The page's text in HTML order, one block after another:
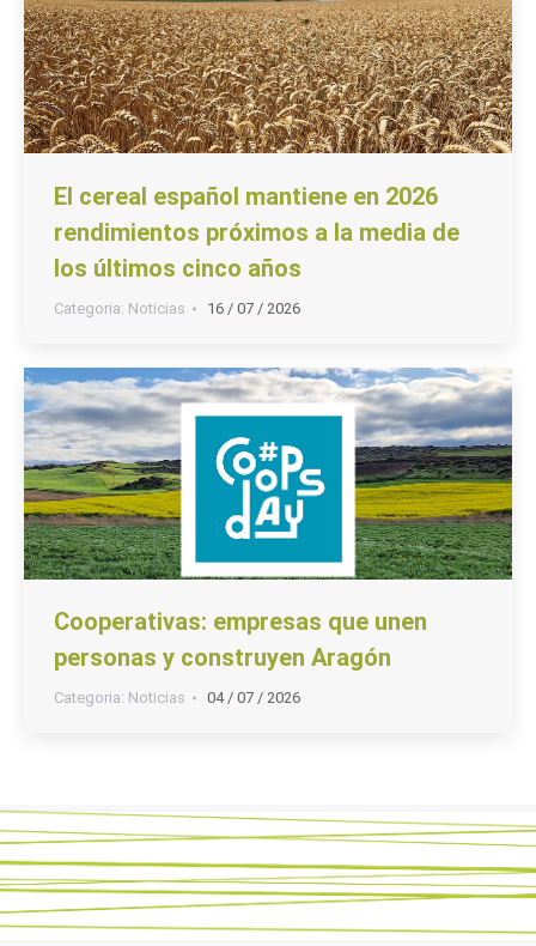
El cereal español mantiene en 2026
rendimientos próximos a la media de
los últimos cinco años
Categoria: Noticias 16 / 07 / 2026
Cooperativas: empresas que unen
personas y construyen Aragón
Categoria: Noticias 04 / 07 / 2026